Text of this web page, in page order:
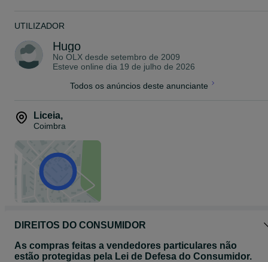
UTILIZADOR
Hugo
No OLX desde setembro de 2009
Esteve online dia 19 de julho de 2026
Todos os anúncios deste anunciante
Liceia,
Coimbra
DIREITOS DO CONSUMIDOR
As compras feitas a vendedores particulares não
estão protegidas pela Lei de Defesa do Consumidor.